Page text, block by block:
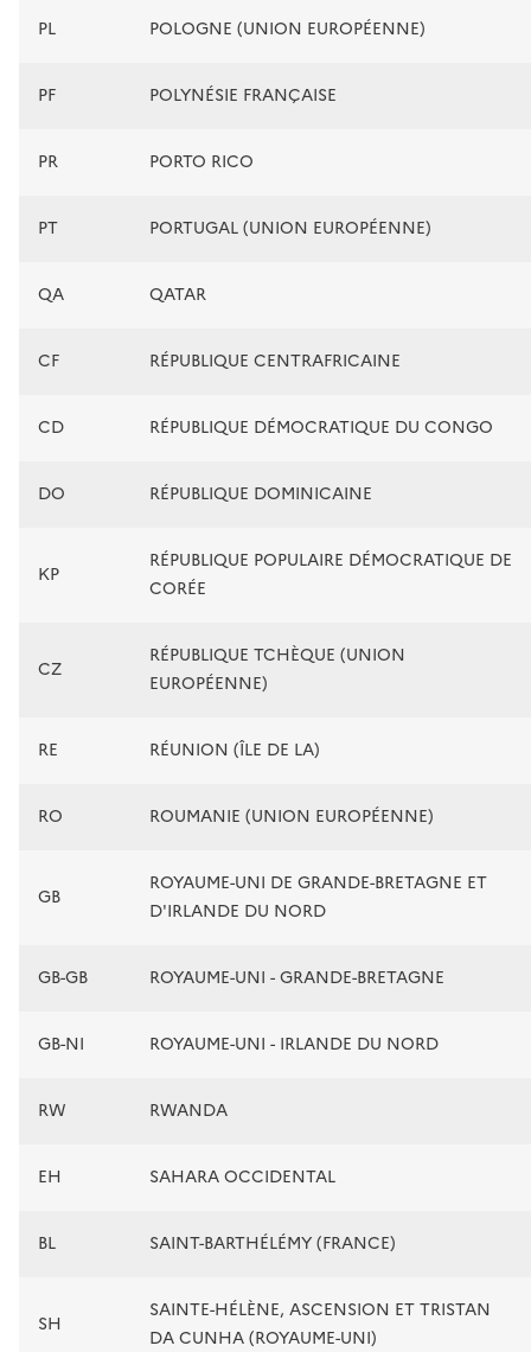
PL POLOGNE (UNION EUROPÉENNE)
PF POLYNÉSIE FRANÇAISE
PR PORTO RICO
PT PORTUGAL (UNION EUROPÉENNE)
QA QATAR
CF RÉPUBLIQUE CENTRAFRICAINE
CD RÉPUBLIQUE DÉMOCRATIQUE DU CONGO
DO RÉPUBLIQUE DOMINICAINE
KP
RÉPUBLIQUE POPULAIRE DÉMOCRATIQUE DE
CORÉE
CZ
RÉPUBLIQUE TCHÈQUE (UNION
EUROPÉENNE)
RE RÉUNION (ÎLE DE LA)
RO ROUMANIE (UNION EUROPÉENNE)
GB
ROYAUME-UNI DE GRANDE-BRETAGNE ET
D'IRLANDE DU NORD
GB-GB ROYAUME-UNI - GRANDE-BRETAGNE
GB-NI ROYAUME-UNI - IRLANDE DU NORD
RW RWANDA
EH SAHARA OCCIDENTAL
BL SAINT-BARTHÉLÉMY (FRANCE)
SH
SAINTE-HÉLÈNE, ASCENSION ET TRISTAN
DA CUNHA (ROYAUME-UNI)